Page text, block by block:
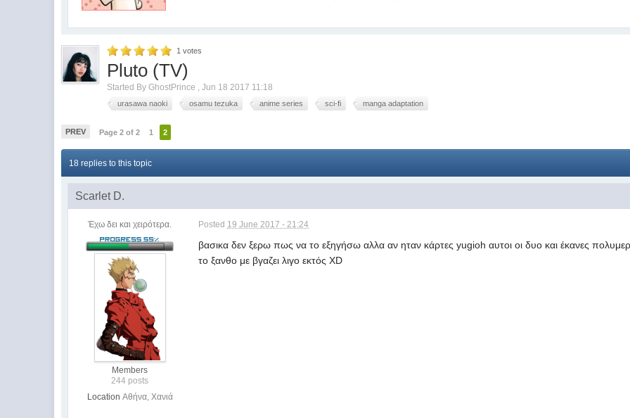
1 votes
Pluto (TV)
Started ByGhostPrince ,Jun 18 2017 11:18
urasawa naoki osamu tezuka anime series sci-fi manga adaptation
PREV Page 2 of 2 1 2
18 replies to this topic
Scarlet D.
Έχω δει και χειρότερα.
Members
244 posts
Location Αθήνα, Χανιά
Posted 19 June 2017 - 21:24
βασικα δεν ξερω πως να το εξηγήσω αλλα αν ηταν κάρτες yugioh αυτοι οι δυο και έκανες
το ξανθο με βγαζει λιγο εκτός XD